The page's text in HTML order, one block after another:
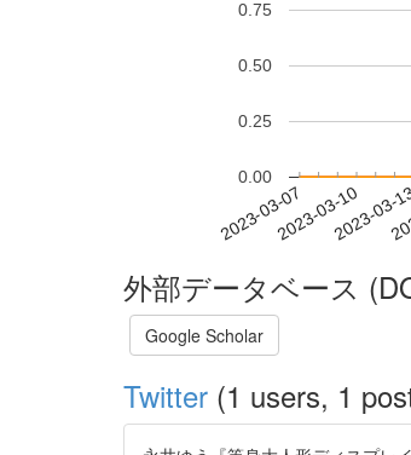
2023-03-072023-03-102023-03-
0.00
0.25
0.50
0.75
外部データベース
Google Scholar
Twitter (1 users, 1